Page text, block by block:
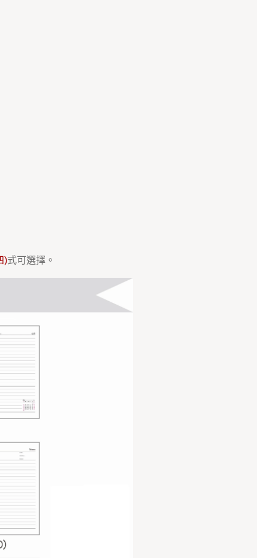
)式可選擇。